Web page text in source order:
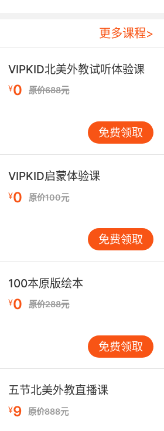
are on a bullet train
风云变幻中很快就会被遗忘
your video games into
摔个稀巴烂
the world doesn't shit itself
行毁灭
I suppose, consigned to
removed from memory.
中 名字被从记忆中抹去
更多课程>
VIPKID北美外教试听体验课
¥0 原价688元
免费领取
VIPKID启蒙体验课
¥0 原价100元
免费领取
100本原版绘本
¥0 原价288元
免费领取
五节北美外教直播课
¥9 原价888元